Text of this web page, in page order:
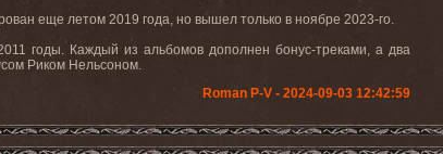
еще летом 2019 года, но вышел только в ноябре 2023-го.
годы. Каждый из альбомов дополнен бонус-треками, а два
Риком Нельсоном.
Roman P-V - 2024-09-03 12:42:59